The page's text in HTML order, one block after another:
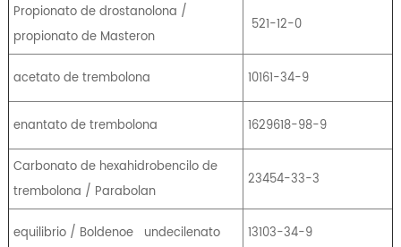
Propionato de drostanolona /
propionato de Masteron
521-12-0
acetato de trembolona 10161-34-9
enantato de trembolona 1629618-98-9
Carbonato de hexahidrobencilo de
trembolona / Parabolan
23454-33-3
equilibrio / Boldenoe undecilenato 13103-34-9